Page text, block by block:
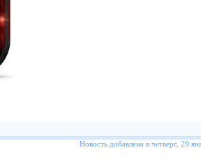
Новость добавлена в четверг, 29